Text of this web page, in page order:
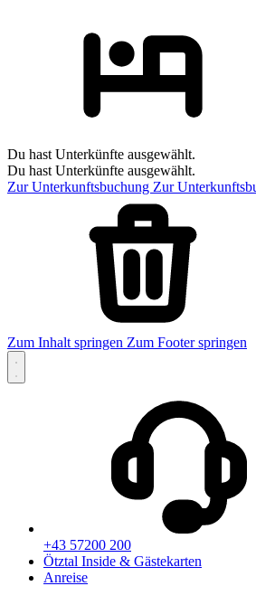
Du hast Unterkünfte ausgewählt.
Du hast Unterkünfte ausgewählt.
Zur Unterkunftsbuchung Zur
Zum Inhalt springen Zum Footer springen
+43 57200 200
Ötztal Inside & Gästekarten
Anreise